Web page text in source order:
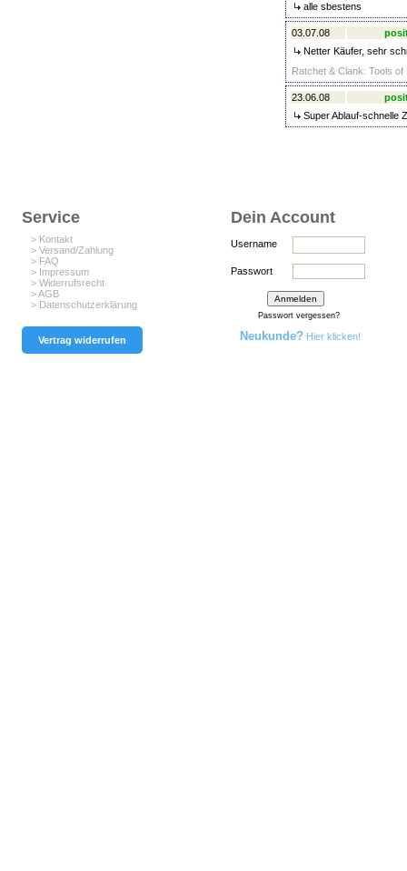
alle sbestens
03.07.08
Netter Käufer, sehr
Ratchet & Clank: Tools
23.06.08
Super Ablauf-schnelle
Service
> Kontakt
> Versand/Zahlung
> FAQ
> Impressum
> Widerrufsrecht
> AGB
> Datenschutzerklärung
Vertrag widerrufen
Dein Account
Username
Passwort
Passwort vergessen?
Neukunde? Hier klicken!